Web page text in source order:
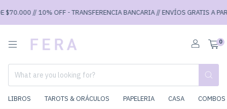
// 10% OFF - TRANSFERENCIA BANCARIA // ENVÍOS GRATIS A
0
LIBROS TAROTS & ORÁCULOS PAPELERIA CASA